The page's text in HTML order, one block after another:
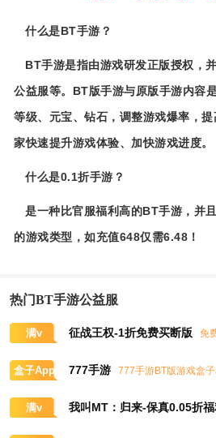
什么是BT手游？
BT手游是指由游戏研发正版授权，
公益服等。BT版手游与原版手游内容
等级、元宝、钻石，调整游戏爆率，
家快速提升游戏体验、加快游戏进度。
什么是0.1折手游？
是一种比官服福利高的BT手游，并
的游戏类型，如充值648仅需6.48！
热门BT手游公益服
满v 征战王权-1折免费买断版
免
盒子App 777手游
777手游BT版游戏盒
满v 我叫MT：归来-保真0.05折福